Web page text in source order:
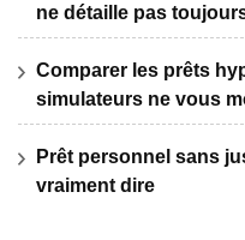
ne détaille pas
Comparer les prêts
simulateurs ne vous
Prêt personnel sans
vraiment dire